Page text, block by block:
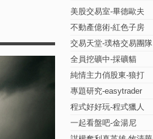
美股交易室-畢德歐夫
不動產億術-紅色子房
交易天堂-璞格交易團隊
全員挖礦中-採礦貓
純情主力俏股東-狼打
專題研究-easytrader
程式好好玩-程式獵人
一起看盤吧-金湯尼